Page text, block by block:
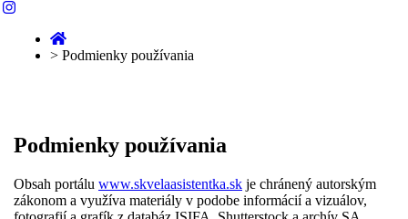
> Podmienky používania
Podmienky používania
Obsah portálu www.skvelaasistentka.sk je chránený autorským
zákonom a využíva materiály v podobe informácií a vizuálov,